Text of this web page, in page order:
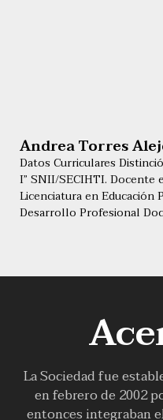
Andrea Torres
Datos Curriculares
I” SNII/SECIHTI. Docente
Licenciatura en Educación
Desarrollo Profesional
La Sociedad fue
en febrero de 2002
entonces integraban